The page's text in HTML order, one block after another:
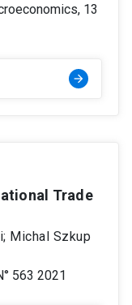
13
arrow_forward
Trade
Michal Szkup
563 2021